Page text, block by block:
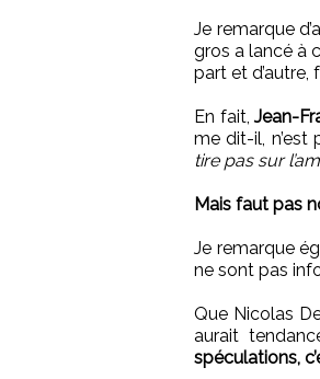
Je remarque
gros a lancé à
part et d’autre,
En fait,Jean-
me dit-il, n’est
tire pas sur
Mais faut pas
Je remarque
ne sont pas
Que Nicolas
aurait
spéculations,